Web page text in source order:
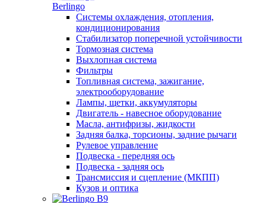
Berlingo
Системы охлаждения, отопления,
кондиционирования
Стабилизатор поперечной устойчивости
Тормозная система
Выхлопная система
Фильтры
Топливная система, зажигание,
электрооборудование
Лампы, щетки, аккумуляторы
Двигатель - навесное оборудование
Масла, антифризы, жидкости
Задняя балка, торсионы, задние рычаги
Рулевое управление
Подвеска - передняя ось
Подвеска - задняя ось
Трансмиссия и сцепление (МКПП)
Кузов и оптика